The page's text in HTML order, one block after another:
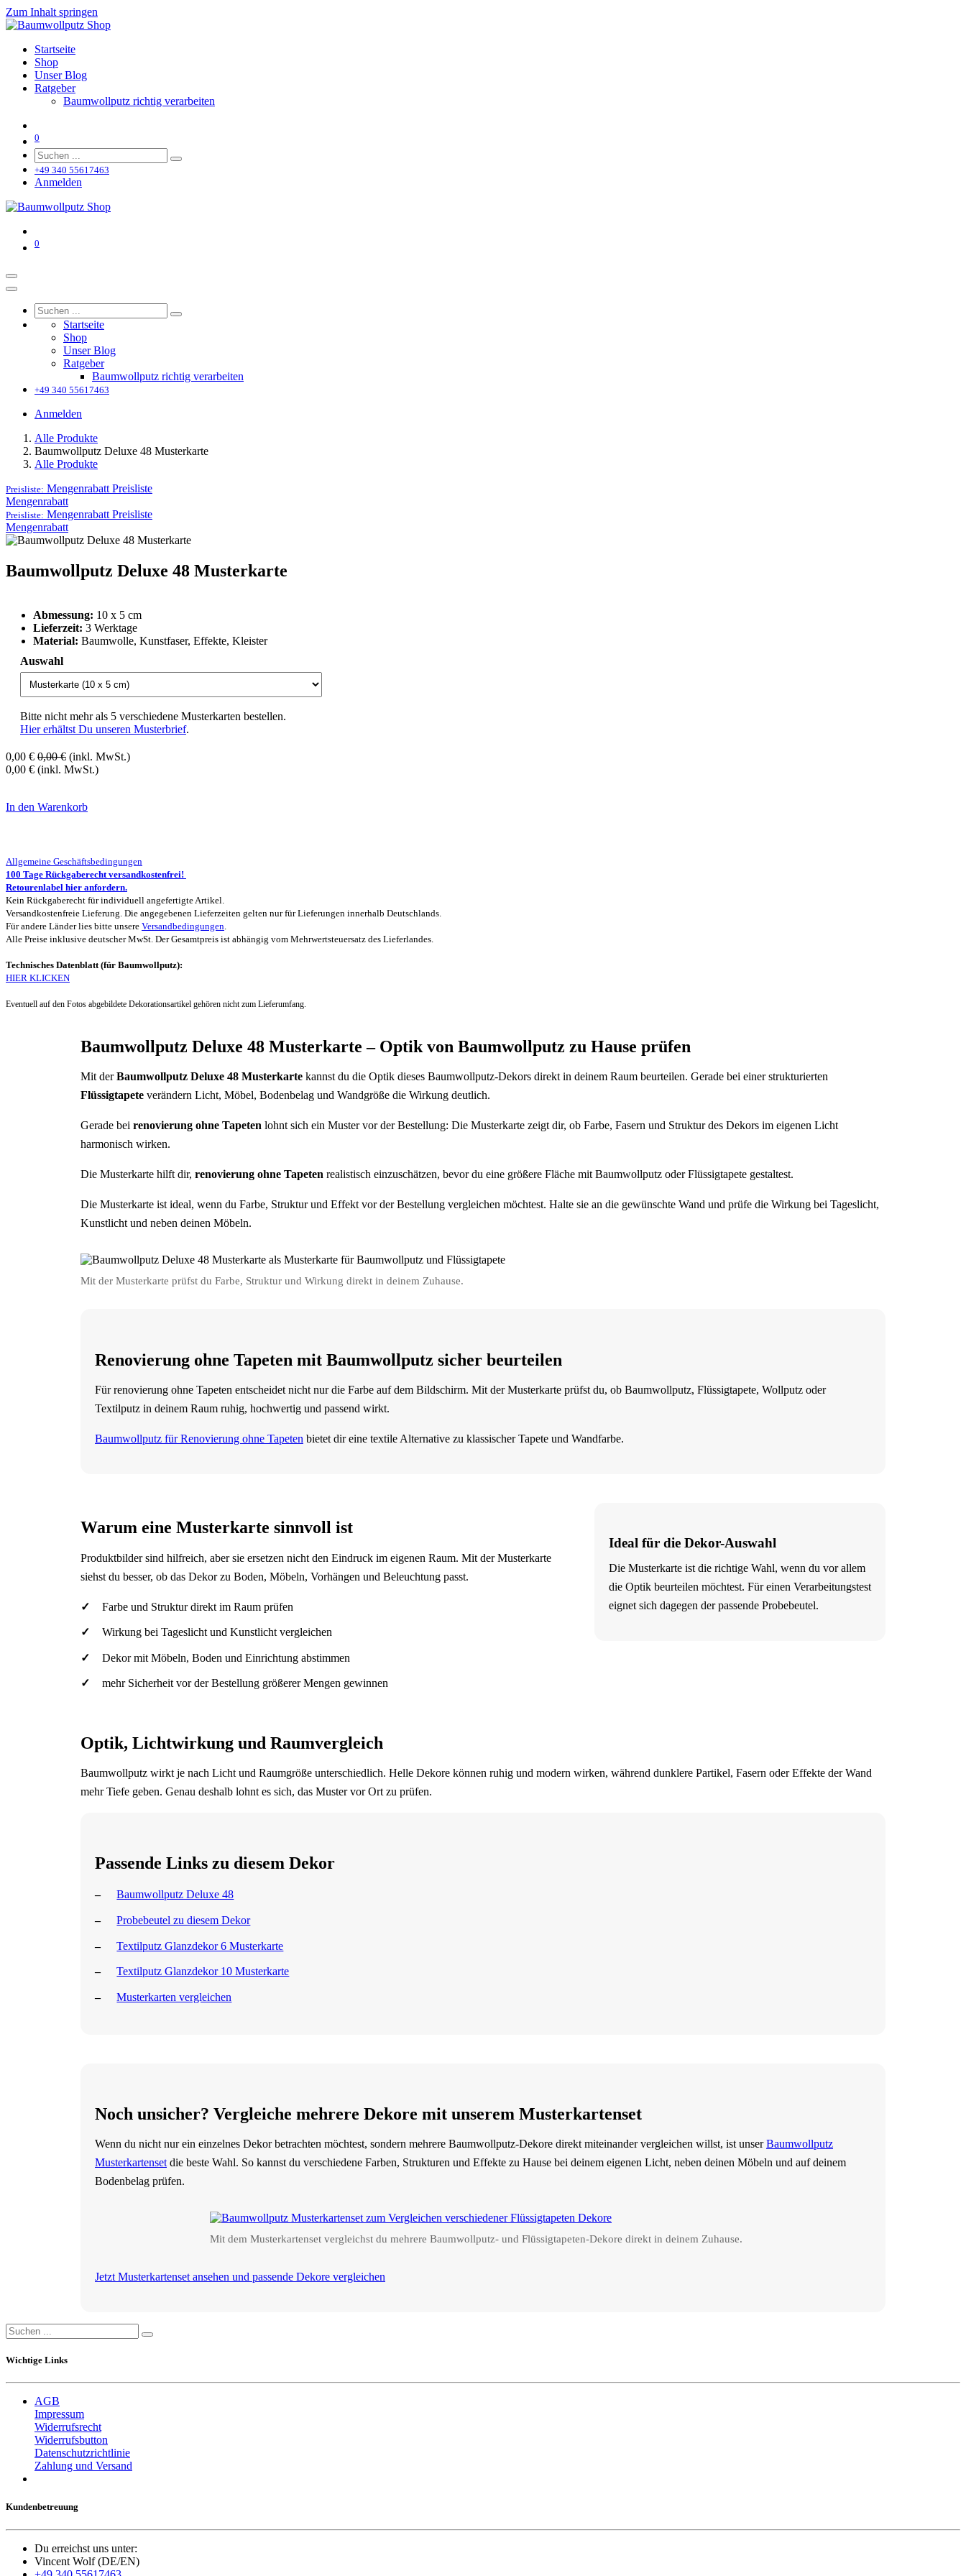
Zum Inhalt springen
Startseite
Shop
Unser Blog
Ratgeber
Baumwollputz richtig verarbeiten
0
+49 340 55617463
Anmelden
0
Startseite
Shop
Unser Blog
Ratgeber
Baumwollputz richtig verarbeiten
+49 340 55617463
Anmelden
Alle Produkte
Baumwollputz Deluxe 48 Musterkarte
Alle Produkte
Preisliste: Mengenrabatt Preisliste
Mengenrabatt
Preisliste: Mengenrabatt Preisliste
Mengenrabatt
Baumwollputz Deluxe 48 Musterkarte
Abmessung: 10 x 5 cm
Lieferzeit: 3 Werktage
Material: Baumwolle, Kunstfaser, Effekte, Kleister
Auswahl
Bitte nicht mehr als 5 verschiedene Musterkarten bestellen.
Hier erhältst Du unseren Musterbrief.
0,00 € 0,00€ (inkl. MwSt.)
0,00 € (inkl. MwSt.)
In den Warenkorb
Allgemeine Geschäftsbedingungen
100 Tage Rückgaberecht versandkostenfrei!
Retourenlabel hier anfordern.
Kein Rückgaberecht für individuell angefertigte Artikel.
Versandkostenfreie Lieferung. Die angegebenen Lieferzeiten gelten nur für Lieferungen innerhalb Deutschlands.
Für andere Länder lies bitte unsere Versandbedingungen.
Alle Preise inklusive deutscher MwSt. Der Gesamtpreis ist abhängig vom Mehrwertsteuersatz des Lieferlandes.
Technisches Datenblatt (für Baumwollputz):
HIER KLICKEN
Eventuell auf den Fotos abgebildete Dekorationsartikel gehören nicht zum Lieferumfang.
Baumwollputz Deluxe 48 Musterkarte – Optik von Baumwollputz zu Hause prüfen
Mit derBaumwollputz Deluxe 48 Musterkarte kannst du die Optik dieses Baumwollputz-Dekors direkt in deinem Raum beurteilen. Gerade bei einer strukturierten
Flüssigtapete verändern Licht, Möbel, Bodenbelag und Wandgröße die Wirkung deutlich.
Gerade bei renovierung ohne Tapeten lohnt sich ein Muster vor der Bestellung: Die Musterkarte zeigt dir, ob Farbe, Fasern und Struktur des Dekors im eigenen Licht
harmonisch wirken.
Die Musterkarte hilft dir, renovierung ohne Tapeten realistisch einzuschätzen, bevor du eine größere Fläche mit Baumwollputz oder Flüssigtapete gestaltest.
Die Musterkarte ist ideal, wenn du Farbe, Struktur und Effekt vor der Bestellung vergleichen möchtest. Halte sie an die gewünschte Wand und prüfe die Wirkung bei Tageslicht,
Kunstlicht und neben deinen Möbeln.
Mit der Musterkarte prüfst du Farbe, Struktur und Wirkung direkt in deinem Zuhause.
Renovierung ohne Tapeten mit Baumwollputz sicher beurteilen
Für renovierung ohne Tapeten entscheidet nicht nur die Farbe auf dem Bildschirm. Mit der Musterkarte prüfst du, ob Baumwollputz, Flüssigtapete, Wollputz oder
Textilputz in deinem Raum ruhig, hochwertig und passend wirkt.
Baumwollputz für Renovierung ohne Tapeten bietet dir eine textile Alternative zu klassischer Tapete und Wandfarbe.
Warum eine Musterkarte sinnvoll ist
Produktbilder sind hilfreich, aber sie ersetzen nicht den Eindruck im eigenen Raum. Mit der Musterkarte
siehst du besser, ob das Dekor zu Boden, Möbeln, Vorhängen und Beleuchtung passt.
Farbe und Struktur direkt im Raum prüfen
Wirkung bei Tageslicht und Kunstlicht vergleichen
Dekor mit Möbeln, Boden und Einrichtung abstimmen
mehr Sicherheit vor der Bestellung größerer Mengen gewinnen
Ideal für die Dekor-Auswahl
Die Musterkarte ist die richtige Wahl, wenn du vor allem
die Optik beurteilen möchtest. Für einen Verarbeitungstest
eignet sich dagegen der passende Probebeutel.
Optik, Lichtwirkung und Raumvergleich
Baumwollputz wirkt je nach Licht und Raumgröße unterschiedlich. Helle Dekore können ruhig und modern wirken, während dunklere Partikel, Fasern oder Effekte der Wand
mehr Tiefe geben. Genau deshalb lohnt es sich, das Muster vor Ort zu prüfen.
Passende Links zu diesem Dekor
Baumwollputz Deluxe 48
Probebeutel zu diesem Dekor
Textilputz Glanzdekor 6 Musterkarte
Textilputz Glanzdekor 10 Musterkarte
Musterkarten vergleichen
Noch unsicher? Vergleiche mehrere Dekore mit unserem Musterkartenset
Wenn du nicht nur ein einzelnes Dekor betrachten möchtest, sondern mehrere Baumwollputz-Dekore direkt miteinander vergleichen willst, ist unserBaumwollputz
Musterkartensetdie beste Wahl. So kannst du verschiedene Farben, Strukturen und Effekte zu Hause bei deinem eigenen Licht, neben deinen Möbeln und auf deinem
Bodenbelag prüfen.
Mit dem Musterkartenset vergleichst du mehrere Baumwollputz- und Flüssigtapeten-Dekore direkt in deinem Zuhause.
Jetzt Musterkartenset ansehen und passende Dekore vergleichen
Wichtige Links
AGB
Impressum
Widerrufsrecht
Widerrufsbutton
Datenschutzrichtlinie
Zahlung und Versand
Kundenbetreuung
Du erreichst uns unter:
Vincent Wolf (DE/EN)